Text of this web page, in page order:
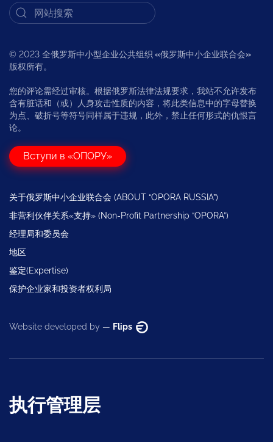
© 2023 全俄罗斯中小型企业公共组织 «俄罗斯中小企业联合会»
版权所有。
您的评论需经过审核。根据俄罗斯法律法规要求，我站不允许发布
含有脏话和（或）人身攻击性质的内容，将此类信息中的字母替换
为点、破折号等符号同样属于违规，此外，禁止任何形式的仇恨言
论。
Вступи в «ОПОРУ»
关于俄罗斯中小企业联合会 (ABOUT “OPORA RUSSIA”)
非营利伙伴关系«支持» (Non-Profit Partnership “OPORA”)
经理局和委员会
地区
鉴定(Expertise)
保护企业家和投资者权利局
Website developed by — Flips
执行管理层